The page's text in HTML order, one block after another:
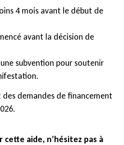
4 mois avant le début de
avant la décision de
subvention pour soutenir
demandes de financement
cette aide, n’hésitez pas à